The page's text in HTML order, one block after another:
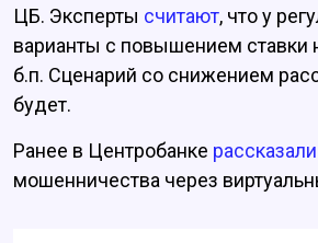
ЦБ. Эксперты считают, что у
варианты с повышением ставки
б.п. Сценарий со снижением
будет.
Ранее в Центробанке рассказали
мошенничества через